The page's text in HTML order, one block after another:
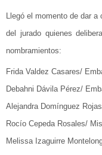
Llegó el momento de dar
del jurado quienes
nombramientos:
Frida Valdez Casares/
Debahni Dávila Pérez/
Alejandra Domínguez
Rocío Cepeda Rosales/
Melissa Izaguirre